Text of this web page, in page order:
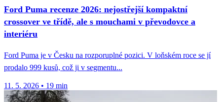
Ford Puma recenze 2026: nejostřejší kompaktní
crossover ve třídě, ale s mouchami v převodovce a
interiéru
Ford Puma je v Česku na rozporuplné pozici. V loňském roce se jí
prodalo 999 kusů, což ji v segmentu...
11. 5. 2026 • 19 min